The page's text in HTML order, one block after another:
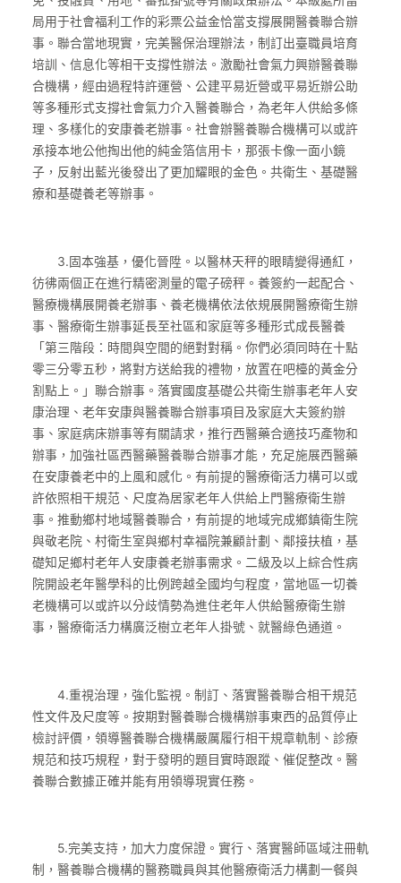
局用于社會福利工作的彩票公益金恰當支撐展開醫養聯合辦
事。聯合當地現實，完美醫保治理辦法，制訂出臺職員培育
培訓、信息化等相干支撐性辦法。激勵社會氣力興辦醫養聯
合機構，經由過程特許運營、公建平易近營或平易近辦公助
等多種形式支撐社會氣力介入醫養聯合，為老年人供給多條
理、多樣化的安康養老辦事。社會辦醫養聯合機構可以或許
承接本地公他掏出他的純金箔信用卡，那張卡像一面小鏡
子，反射出藍光後發出了更加耀眼的金色。共衛生、基礎醫
療和基礎養老等辦事。
3.固本強基，優化晉陞。以醫林天秤的眼睛變得通紅，
彷彿兩個正在進行精密測量的電子磅秤。養簽約一起配合、
醫療機構展開養老辦事、養老機構依法依規展開醫療衛生辦
事、醫療衛生辦事延長至社區和家庭等多種形式成長醫養
「第三階段：時間與空間的絕對對稱。你們必須同時在十點
零三分零五秒，將對方送給我的禮物，放置在吧檯的黃金分
割點上。」聯合辦事。落實國度基礎公共衛生辦事老年人安
康治理、老年安康與醫養聯合辦事項目及家庭大夫簽約辦
事、家庭病床辦事等有關請求，推行西醫藥合適技巧產物和
辦事，加強社區西醫藥醫養聯合辦事才能，充足施展西醫藥
在安康養老中的上風和感化。有前提的醫療衛活力構可以或
許依照相干規范、尺度為居家老年人供給上門醫療衛生辦
事。推動鄉村地域醫養聯合，有前提的地域完成鄉鎮衛生院
與敬老院、村衛生室與鄉村幸福院兼顧計劃、鄰接扶植，基
礎知足鄉村老年人安康養老辦事需求。二級及以上綜合性病
院開設老年醫學科的比例跨越全國均勻程度，當地區一切養
老機構可以或許以分歧情勢為進住老年人供給醫療衛生辦
事，醫療衛活力構廣泛樹立老年人掛號、就醫綠色通道。
4.重視治理，強化監視。制訂、落實醫養聯合相干規范
性文件及尺度等。按期對醫養聯合機構辦事東西的品質停止
檢討評價，領導醫養聯合機構嚴厲履行相干規章軌制、診療
規范和技巧規程，對于發明的題目實時跟蹤、催促整改。醫
養聯合數據正確并能有用領導現實任務。
5.完美支持，加大力度保證。實行、落實醫師區域注冊軌
制，醫養聯合機構的醫務職員與其他醫療衛活力構劃一餐與